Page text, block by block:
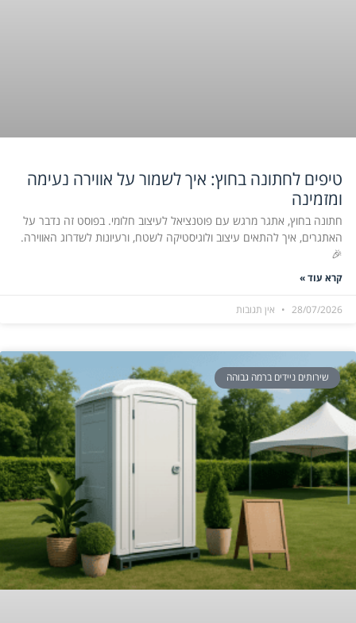
טיפים לחתונה בחוץ: איך לשמור על אווירה נעימה
ומזמינה
חתונה בחוץ, אתגר מרגש עם פוטנציאל לעיצוב חלומי. בפוסט זה נדבר על
האתגרים, איך להתאים עיצוב ולוגיסטיקה לשטח, ורעיונות לשדרוג האווירה.
🎉
קרא עוד »
28/07/2026 אין תגובות
שירותים ניידים ברמה גבוהה